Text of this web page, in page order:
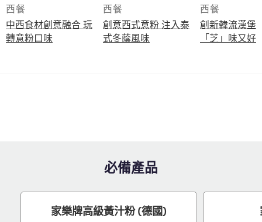
西餐
中西食材創意融合 玩
轉意粉口味
西餐
創意西式意粉 注入泰
式冬蔭風味
西餐
創新韓流漢堡
「芝」味又好
必備產品
家樂牌高級黃汁粉 (德國)